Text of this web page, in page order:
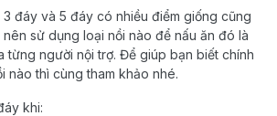
đáy và 5 đáy có nhiều điểm giống cũng
sử dụng loại nồi nào để nấu ăn đó là
từng người nội trợ. Để giúp bạn biết chính
nào thì cùng tham khảo nhé.
khi: